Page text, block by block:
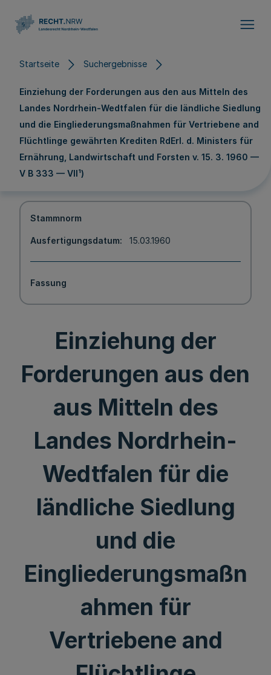
Startseite Suchergebnisse
Einziehung der Forderungen aus den aus Mitteln des
Landes Nordrhein-Wedtfalen für die ländliche Siedlung
und die Eingliederungsmaßnahmen für Vertriebene and
Flüchtlinge gewährten Krediten RdErl. d. Ministers für
Ernährung, Landwirtschaft und Forsten v. 15. 3. 1960 —
V B 333 — VII¹)
Stammnorm
Ausfertigungsdatum 15.03.1960
Fassung
Einziehung der
Forderungen aus den
aus Mitteln des
Landes Nordrhein-
Wedtfalen für die
ländliche Siedlung
und die
Eingliederungsmaßn
ahmen für
Vertriebene and